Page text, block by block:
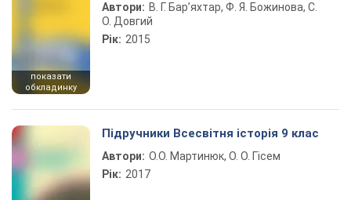
показати
обкладинку
Автори: В. Г. Бар’яхтар, Ф. Я. Божинова, С.
О. Довгий
Рік: 2015
Підручники Всесвітня історія 9 клас
Автори: О.О. Мартинюк, О. О. Гісем
Рік: 2017